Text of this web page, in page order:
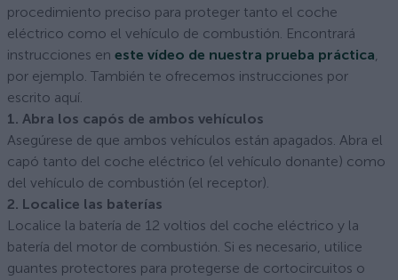
procedimiento preciso para proteger tanto el coche
eléctrico como el vehículo de combustión. Encontrará
instrucciones en este vídeo de nuestra prueba práctica,
por ejemplo. También te ofrecemos instrucciones por
escrito aquí.
1. Abra los capós de ambos vehículos
Asegúrese de que ambos vehículos están apagados. Abra el
capó tanto del coche eléctrico (el vehículo donante) como
del vehículo de combustión (el receptor).
2. Localice las baterías
Localice la batería de 12 voltios del coche eléctrico y la
batería del motor de combustión. Si es necesario, utilice
guantes protectores para protegerse de cortocircuitos o